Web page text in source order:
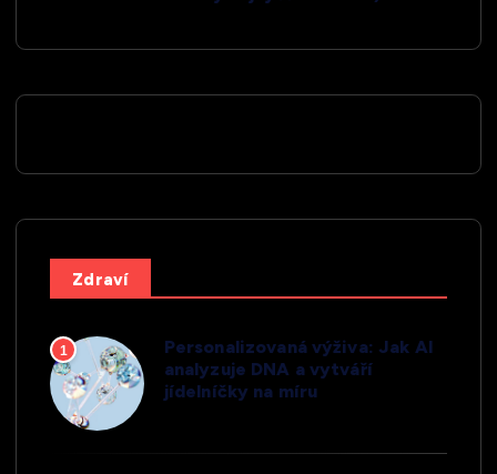
Zdraví
1
Personalizovaná výživa: Jak AI
analyzuje DNA a vytváří
jídelníčky na míru